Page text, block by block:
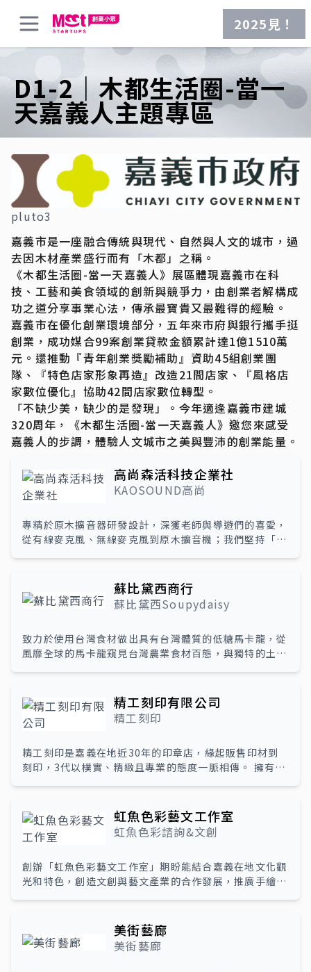
2025見！
D1-2｜木都生活圈-當一
天嘉義人主題專區
pluto3
嘉義市是一座融合傳統與現代、自然與人文的城市，過
去因木材產業盛行而有「木都」之稱。
《木都生活圈-當一天嘉義人》展區體現嘉義市在科
技、工藝和美食領域的創新與競爭力，由創業者解構成
功之道分享事業心法，傳承最寶貴又最難得的經驗。
嘉義市在優化創業環境部分，五年來市府與銀行攜手挺
創業，成功媒合99案創業貸款金額累計達1億1510萬
元。還推動『青年創業獎勵補助』資助45組創業團
隊、『特色店家形象再造』改造21間店家、『風格店
家數位優化』協助42間店家數位轉型。
「不缺少美，缺少的是發現」。今年適逢嘉義市建城
320周年，《木都生活圈-當一天嘉義人》邀您來感受
嘉義人的步調，體驗人文城市之美與豐沛的創業能量。
高尚森活科技企業社
KAOSOUND高尚
專精於原木擴音器研發設計，深獲老師與導遊們的喜愛，
從有線麥克風、無線麥克風到原木擴音機；我們堅持「產
KAOSOUND的核心技術和產品研發中心深根台灣，整合
以在地文創與行銷數位轉型為核心價值，聚焦關鍵性供應
商永續發展，成為原木擴音機的技術開發領導者；小蜜蜂
音。
蘇比黛西商行
蘇比黛西Soupydaisy
致力於使用台灣食材做出具有台灣體質的低糖馬卡龍，從
風靡全球的馬卡龍窺見台灣農業食材百態，與獨特的土地
嚐、體驗製作延伸，到了解食材如何成為食物，讓追求健
康養生的國人了解到，飲食與環境如何成為國家文化。
服務項目包含馬卡龍販售、馬卡龍體驗教學、甜點咖啡店
精工刻印有限公司
精工刻印
精工刻印是嘉義在地近30年的印章店，緣起販售印材到
刻印，3代以樸實、精緻且專業的態度一脈相傳。 擁有多
既有的初心並以嶄新的樣貌、互動式的消費體驗呈現於市
區，期待傳統與創新融合能交織出不一樣的印章店。
虹魚色彩藝文工作室
虹魚色彩諮詢&文創
創辦「虹魚色彩藝文工作室」期盼能結合嘉義在地文化觀
光和特色，創造文創與藝文產業的合作發展，推廣手繪文
改善現代人被網路資訊吸引和手遊上癮的習慣，培養親子
共伴共讀的相處習慣與建立正向且有溫度的親子連結關
係。透過藝術與色彩作為全齡陪伴和輔助療癒的工具，促
美街藝廊
美街藝廊